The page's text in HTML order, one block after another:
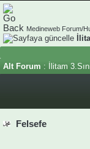
Medineweb Forum/
Alt Forum : İlitam
Felsefe